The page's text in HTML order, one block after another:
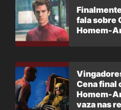
fala sobre
Homem-
Cena final
Homem-
vaza nas